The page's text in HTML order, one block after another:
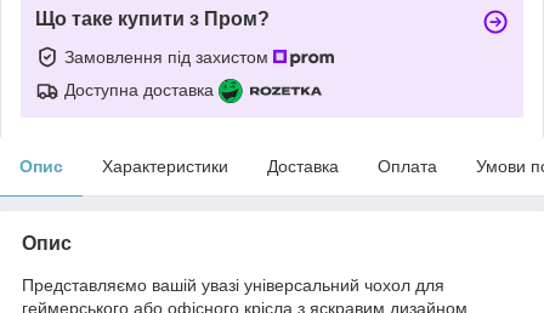
Що таке купити з Пром?
Замовлення під захистом
Доступна доставка
Опис Характеристики Доставка Оплата Умови
Опис
Представляємо вашій увазі універсальний чохол для
геймерського або офісного крісла з яскравим дизайном.